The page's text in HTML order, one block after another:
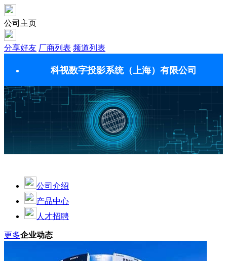
公司主页
分享好友 厂商列表 频道列表
科视数字投影系统（上海）有限公司
公司介绍
产品中心
人才招聘
更多企业动态